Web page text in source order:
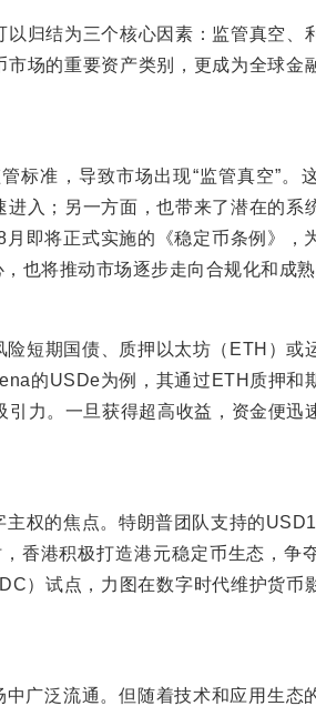
归结为三个核心因素：监管真空、
场的重要资产类别，更成为全球金
标准，导致市场出现“监管真空”。
入；另一方面，也带来了潜在的系
即将正式实施的《稳定币条例》，
也将推动市场逐步走向合规化和成熟
短期国债、质押以太坊（ETH）或
的USDe为例，其通过ETH质押和
力。一旦获得超高收益，资金便迅
权的焦点。特朗普团队支持的
香港积极打造港元稳定币生态，争
）试点，力图在数字时代维护货币
广泛流通。但随着技术和应用生态